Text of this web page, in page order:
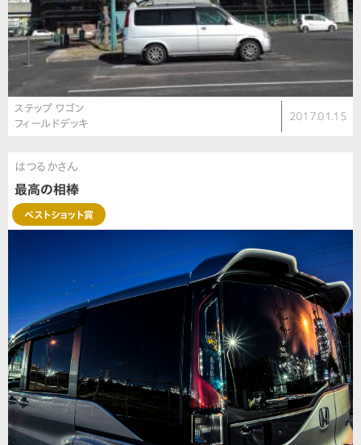
ステップ ワゴン
フィールドデッキ
2017.01.15
はつるかさん
最高の相棒
ベストショット賞